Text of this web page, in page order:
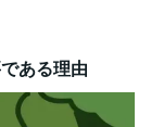
ある理由